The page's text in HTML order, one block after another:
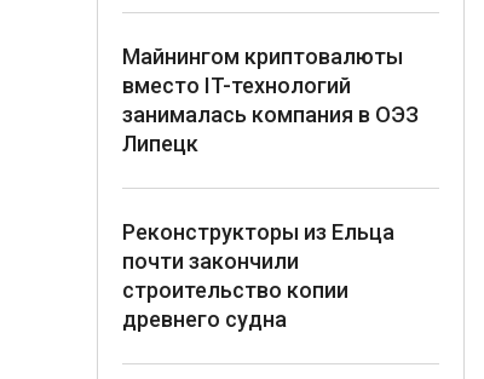
Майнингом криптовалюты
вместо IT-технологий
занималась компания в ОЭЗ
Липецк
Реконструкторы из Ельца
почти закончили
строительство копии
древнего судна